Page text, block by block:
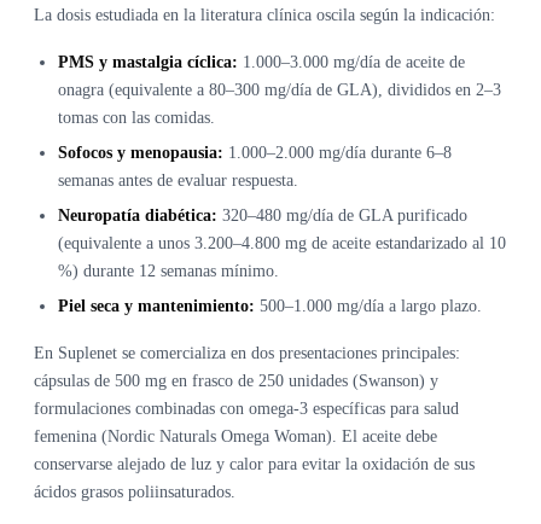
La dosis estudiada en la literatura clínica oscila según la indicación:
PMS y mastalgia cíclica: 1.000–3.000 mg/día de aceite de
onagra (equivalente a 80–300 mg/día de GLA), divididos en 2–3
tomas con las comidas.
Sofocos y menopausia: 1.000–2.000 mg/día durante 6–8
semanas antes de evaluar respuesta.
Neuropatía diabética: 320–480 mg/día de GLA purificado
(equivalente a unos 3.200–4.800 mg de aceite estandarizado al 10
%) durante 12 semanas mínimo.
Piel seca y mantenimiento: 500–1.000 mg/día a largo plazo.
En Suplenet se comercializa en dos presentaciones principales:
cápsulas de 500 mg en frasco de 250 unidades (Swanson) y
formulaciones combinadas con omega-3 específicas para salud
femenina (Nordic Naturals Omega Woman). El aceite debe
conservarse alejado de luz y calor para evitar la oxidación de sus
ácidos grasos poliinsaturados.